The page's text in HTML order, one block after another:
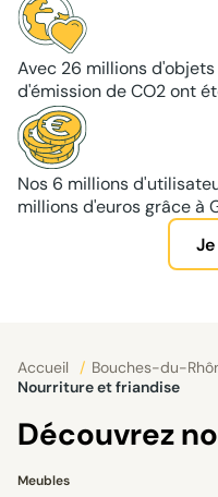
Avec 26 millions
d'émission de CO2 ont
Nos 6 millions
millions d'euros grâce à
Accueil / Bouches-du-
Nourriture et friandise
Découvrez
Meubles